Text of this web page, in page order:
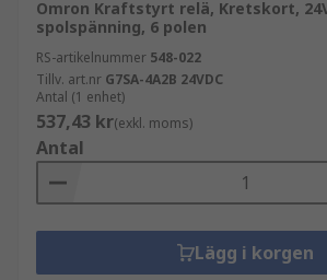
Omron Kraftstyrt relä, Kretskort,
spolspänning, 6 polen
RS-artikelnummer 548-022
Tillv. art.nr G7SA-4A2B 24VDC
Antal (1 enhet)
537,43 kr(exkl. moms)
Antal
Lägg i korgen